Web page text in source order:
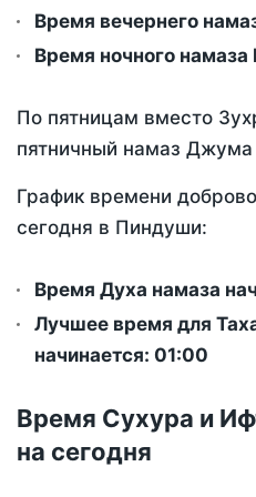
Время вечернего
Время ночного
По пятницам вместо
пятничный намаз
График времени
сегодня в Пиндуши:
Время Духа намаза
Лучшее время для
начинается: 01:00
Время Сухура и
на сегодня